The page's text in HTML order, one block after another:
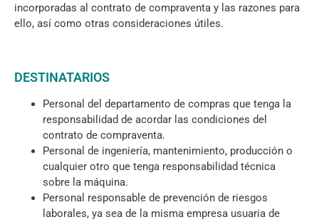
incorporadas al contrato de compraventa y las razones para
ello, así como otras consideraciones útiles.
DESTINATARIOS
Personal del departamento de compras que tenga la
responsabilidad de acordar las condiciones del
contrato de compraventa.
Personal de ingeniería, mantenimiento, producción o
cualquier otro que tenga responsabilidad técnica
sobre la máquina.
Personal responsable de prevención de riesgos
laborales, ya sea de la misma empresa usuaria de